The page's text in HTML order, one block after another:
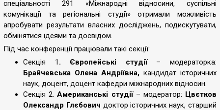
спеціальності 291 «Міжнародні відносини, суспільні
комунікації та регіональні студії» отримали можливість
апробувати результати власних досліджень, подискутувати,
обмінятися ідеями та досвідом.
Під час конференції працювали такі секції:
Секція 1. Європейські студії– модераторка:
Брайчевська Олена Андріївна, кандидат історичних
наук, доцент, доцент кафедри міжнародних відносин.
Секція 2.Американські студії – модератор: Цвєтков
Олександр Глєбович доктор історичних наук, старший